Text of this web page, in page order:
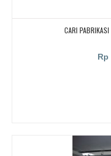
CARI PABRIKASI
Rp